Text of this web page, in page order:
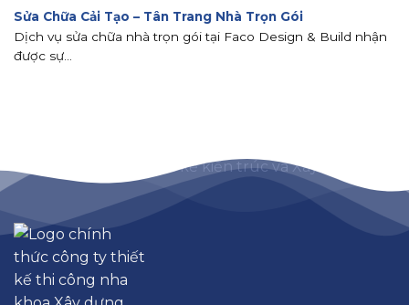
Sửa Chữa Cải Tạo – Tân Trang Nhà Trọn Gói
Dịch vụ sửa chữa nhà trọn gói tại Faco Design & Build nhận
được sự...